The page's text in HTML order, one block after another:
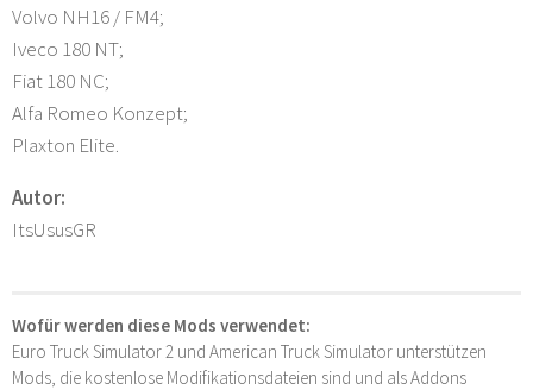
Volvo NH16 / FM4;
Iveco 180 NT;
Fiat 180 NC;
Alfa Romeo Konzept;
Plaxton Elite.
Autor:
ItsUsusGR
Wofür werden diese Mods verwendet:
Euro Truck Simulator 2 und American Truck Simulator unterstützen
Mods, die kostenlose Modifikationsdateien sind und als Addons